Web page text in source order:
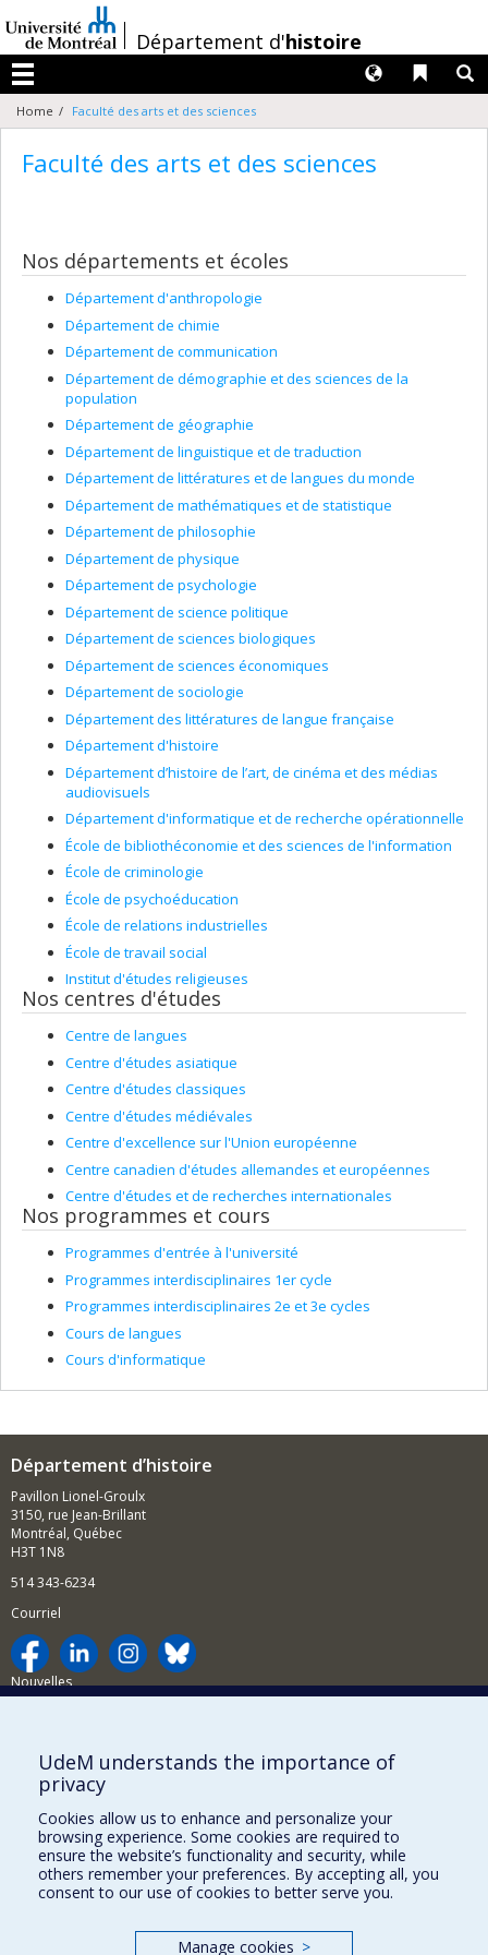
au
contenu
/Département d'histoire
Menu
Liens
Langues
Home Faculté des arts et des sciences
Faculté des arts et des sciences
Nos départements et écoles
Département d'anthropologie
Département de chimie
Département de communication
Département de démographie et des sciences de la
population
Département de géographie
Département de linguistique et de traduction
Département de littératures et de langues du monde
Département de mathématiques et de statistique
Département de philosophie
Département de physique
Département de psychologie
Département de science politique
Département de sciences biologiques
Département de sciences économiques
Département de sociologie
Département des littératures de langue française
Département d'histoire
Département d’histoire de l’art, de cinéma et des médias
audiovisuels
Département d'informatique et de recherche opérationnelle
École de bibliothéconomie et des sciences de l'information
École de criminologie
École de psychoéducation
École de relations industrielles
École de travail social
Institut d'études religieuses
Nos centres d'études
Centre de langues
Centre d'études asiatique
Centre d'études classiques
Centre d'études médiévales
Centre d'excellence sur l'Union européenne
Centre canadien d'études allemandes et européennes
Centre d'études et de recherches internationales
Nos programmes et cours
Programmes d'entrée à l'université
Programmes interdisciplinaires 1er cycle
Programmes interdisciplinaires 2e et 3e cycles
Cours de langues
Cours d'informatique
Département d’histoire
Pavillon Lionel-Groulx
3150, rue Jean-Brillant
Montréal, Québec
H3T 1N8
514 343-6234
Courriel
Nouvelles
Comment soutenir le Département?
BESOIN D'AIDE?
Plan du site
Signaler une erreur
Accessibilité
UdeM understands the importance of
privacy
Cookies allow us to enhance and personalize your
browsing experience. Some cookies are required to
ensure the website’s functionality and security, while
others remember your preferences. By accepting all, you
consent to our use of cookies to better serve you.
Manage cookies >